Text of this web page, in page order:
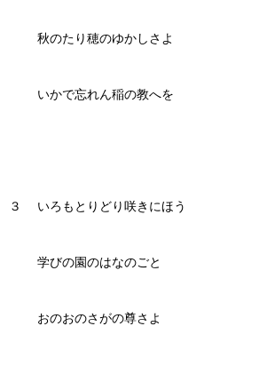
秋のたり穂のゆかしさよ
いかで忘れん稲の教へを
３ いろもとりどり咲きにほう
学びの園のはなのごと
おのおのさがの尊さよ